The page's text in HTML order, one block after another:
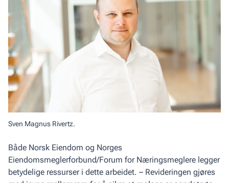
Sven Magnus Rivertz.
Både Norsk Eiendom og Norges
Eiendomsmeglerforbund/Forum for Nærings­meglere legger
betydelige ressurser i dette arbeidet. – Revideringen gjøres